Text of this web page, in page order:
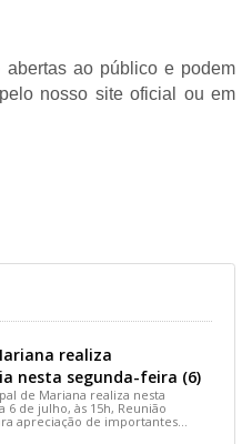
ao público e podem
nosso site oficial ou em
realiza
nesta segunda-feira (6)
de Mariana realiza nesta
6 de julho, às 15h, Reunião
apreciação de importantes
do município.